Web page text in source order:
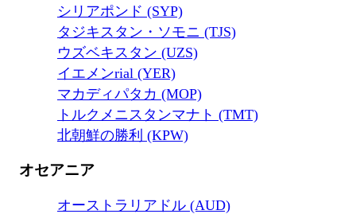
シリアポンド (SYP)
タジキスタン・ソモニ (TJS)
ウズベキスタン (UZS)
イエメンrial (YER)
マカディパタカ (MOP)
トルクメニスタンマナト (TMT)
北朝鮮の勝利 (KPW)
オセアニア
オーストラリアドル (AUD)